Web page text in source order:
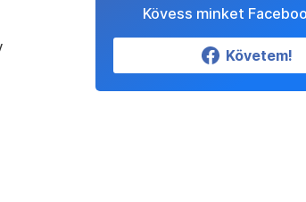
Kövess minket
Követem!